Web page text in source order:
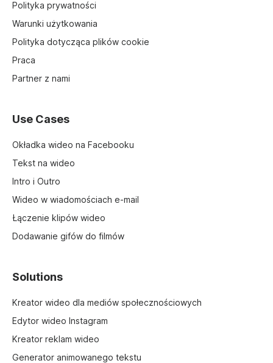
Polityka prywatności
Warunki użytkowania
Polityka dotycząca plików cookie
Praca
Partner z nami
Use Cases
Okładka wideo na Facebooku
Tekst na wideo
Intro i Outro
Wideo w wiadomościach e-mail
Łączenie klipów wideo
Dodawanie gifów do filmów
Solutions
Kreator wideo dla mediów społecznościowych
Edytor wideo Instagram
Kreator reklam wideo
Generator animowanego tekstu